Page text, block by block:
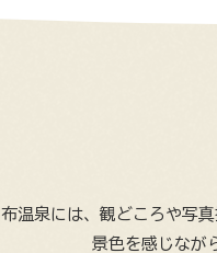
布温泉には、観どころや写
景色を感じなが